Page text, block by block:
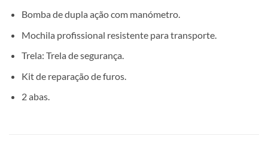
Bomba de dupla ação com manómetro.
Mochila profissional resistente para transporte.
Trela: Trela de segurança.
Kit de reparação de furos.
2 abas.